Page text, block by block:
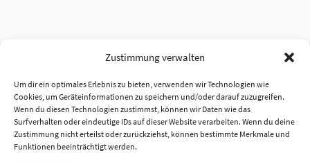
Zustimmung verwalten
Um dir ein optimales Erlebnis zu bieten, verwenden wir Technologien wie
Cookies, um Geräteinformationen zu speichern und/oder darauf zuzugreifen.
Wenn du diesen Technologien zustimmst, können wir Daten wie das
Surfverhalten oder eindeutige IDs auf dieser Website verarbeiten. Wenn du deine
Zustimmung nicht erteilst oder zurückziehst, können bestimmte Merkmale und
Funktionen beeinträchtigt werden.